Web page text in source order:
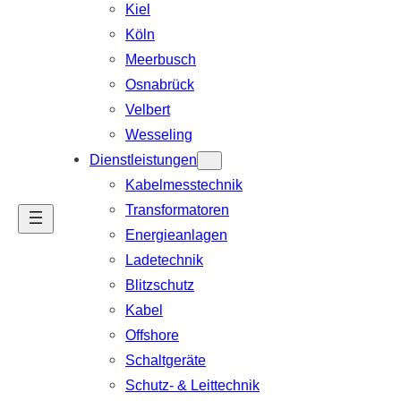
Kiel
Köln
Meerbusch
Osnabrück
Velbert
Wesseling
Dienstleistungen
Kabelmesstechnik
Transformatoren
Energieanlagen
Ladetechnik
Blitzschutz
Kabel
Offshore
Schaltgeräte
Schutz- & Leittechnik